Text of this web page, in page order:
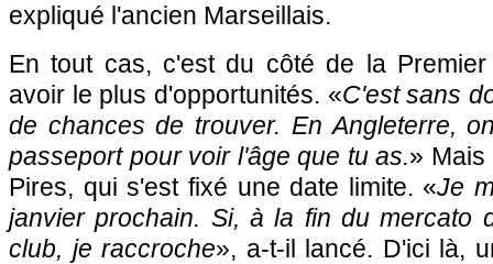
expliqué l'ancien Marseillais.
En tout cas, c'est du côté de la
avoir le plus d'opportunités. «C'est sans
de chances de trouver. En Angleterre,
passeport pour voir l'âge que tu as.» Mais
Pires, qui s'est fixé une date limite. «Je
janvier prochain. Si, à la fin du mercato
club, je raccroche», a-t-il lancé. D'ici là,